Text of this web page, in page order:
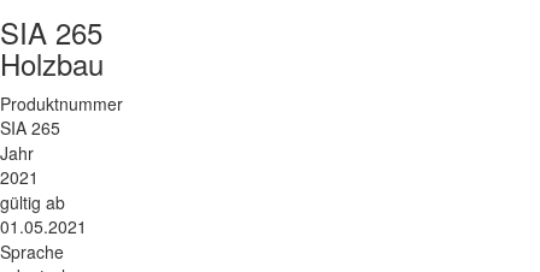
SIA 265
Holzbau
Produktnummer
SIA 265
Jahr
2021
gültig ab
01.05.2021
Sprache